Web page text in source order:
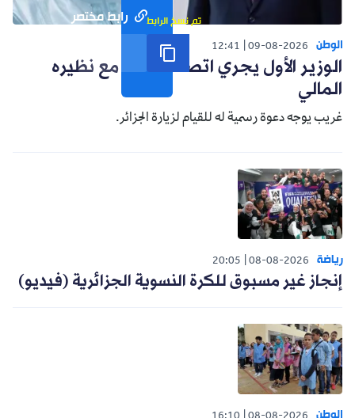
رابط مختصر تم نسخ الرابط
الوطن 09-08-2026
12:41
الوزير الأول يجري اتصالا هاتفيا مع نظيره
المالي
غريب يوجه دعوة رسمية له للقيام لزيارة الجزائر.
رياضة 08-08-2026
20:05
إنجاز غير مسبوق للكرة النسوية الجزائرية (فيديو)